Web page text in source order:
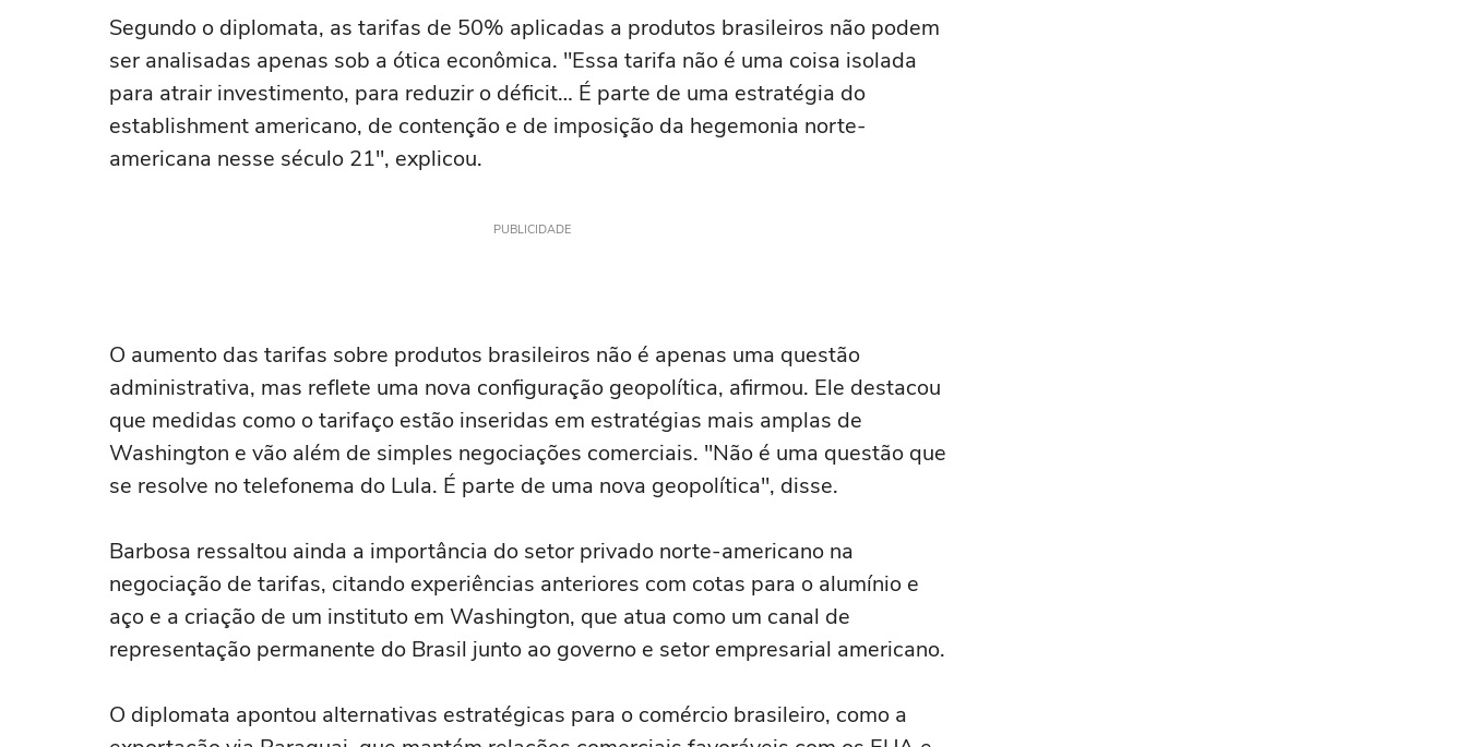
Segundo o diplomata, as tarifas de 50% aplicadas a produtos brasileiros não podem
ser analisadas apenas sob a ótica econômica. "Essa tarifa não é uma coisa isolada
para atrair investimento, para reduzir o déficit… É parte de uma estratégia do
establishment americano, de contenção e de imposição da hegemonia norte-
americana nesse século 21", explicou.
PUBLICIDADE
O aumento das tarifas sobre produtos brasileiros não é apenas uma questão
administrativa, mas reflete uma nova configuração geopolítica, afirmou. Ele destacou
que medidas como o tarifaço estão inseridas em estratégias mais amplas de
Washington e vão além de simples negociações comerciais. "Não é uma questão que
se resolve no telefonema do Lula. É parte de uma nova geopolítica", disse.
Barbosa ressaltou ainda a importância do setor privado norte-americano na
negociação de tarifas, citando experiências anteriores com cotas para o alumínio e
aço e a criação de um instituto em Washington, que atua como um canal de
representação permanente do Brasil junto ao governo e setor empresarial americano.
O diplomata apontou alternativas estratégicas para o comércio brasileiro, como a